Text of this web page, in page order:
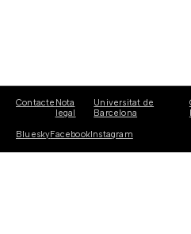
Contacte Nota
legal
Universitat de
Barcelona
BlueskyFacebook Instagram